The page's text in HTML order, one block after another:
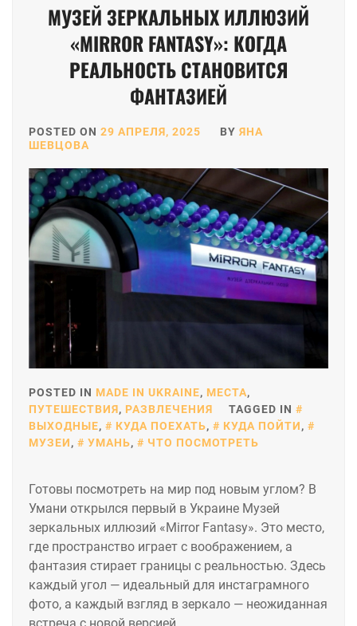
МУЗЕЙ ЗЕРКАЛЬНЫХ ИЛЛЮЗИЙ
«MIRROR FANTASY»: КОГДА
РЕАЛЬНОСТЬ СТАНОВИТСЯ
ФАНТАЗИЕЙ
POSTED ON 29 АПРЕЛЯ, 2025 BY ЯНА
ШЕВЦОВА
POSTED IN MADE IN UKRAINE, МЕСТА,
ПУТЕШЕСТВИЯ, РАЗВЛЕЧЕНИЯ
TAGGED IN
ВЫХОДНЫЕ, КУДА ПОЕХАТЬ, КУДА ПОЙТИ,
МУЗЕИ, УМАНЬ, ЧТО ПОСМОТРЕТЬ
Готовы посмотреть на мир под новым углом? В
Умани открылся первый в Украине Музей
зеркальных иллюзий «Mirror Fantasy». Это место,
где пространство играет с воображением, а
фантазия стирает границы с реальностью. Здесь
каждый угол — идеальный для инстаграмного
фото, а каждый взгляд в зеркало — неожиданная